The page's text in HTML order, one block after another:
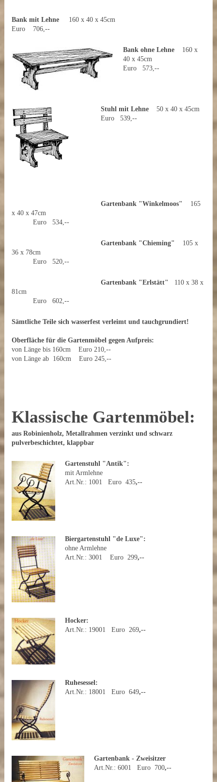
Bank mit Lehne
160 x 40 x 45cm
Euro 706,--
Bank ohne Lehne
160 x
40 x 45cm
Euro 573,--
Stuhl mit Lehne
50 x 40 x 45cm
Euro 539,--
Gartenbank "Winkelmoos"
165
x 40 x 47cm
Euro 534,--
Gartenbank "Chieming"
105 x
36 x 78cm
Euro 520,--
Gartenbank "Erlstätt" 110 x 38 x
81cm
Euro 602,--
Sämtliche Teile sich wasserfest verleimt und tauchgrundiert!
Oberfläche für die Gartenmöbel gegen Aufpreis:
von Länge bis 160cm Euro 210,--
von Länge ab 160cm Euro 245,--
Klassische Gartenmöbel:
aus Robinienholz, Metallrahmen verzinkt und schwarz
pulverbeschichtet, klappbar
Gartenstuhl "Antik":
mit Armlehne
Art.Nr.: 1001 Euro 435,--
Biergartenstuhl "de Luxe":
ohne Armlehne
Art.Nr.: 3001 Euro 299,--
Hocker:
Art.Nr.: 19001 Euro 269,--
Ruhesessel:
Art.Nr.: 18001 Euro 649,--
Gartenbank - Zweisitzer
Art.Nr.: 6001 Euro 700,--